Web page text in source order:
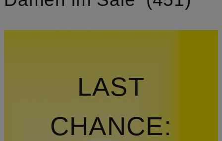
LAST
CHANCE: